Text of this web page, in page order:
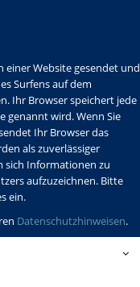
einer Website gesendet und
Surfens auf dem
Ihr Browser speichert jede
genannt wird. Wenn Sie
Ihr Browser das
als zuverlässiger
sich Informationen zu
aufzuzeichnen. Bitte
ein.
Datenschutzhinweisen.
Service